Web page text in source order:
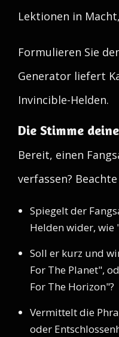
Lektionen in
Formulieren Sie
Generator liefert
Invincible-Helden.
Die Stimme
Bereit, einen
verfassen?
Spiegelt der
Helden wider, wie
Soll er kurz und
For The Planet",
For The Horizon"?
Vermittelt die
oder